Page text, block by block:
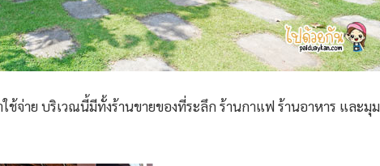
ช้จ่าย บริเวณนี้มีทั้งร้านขายของที่ระลึก ร้านกาแฟ ร้านอาหาร และมุม